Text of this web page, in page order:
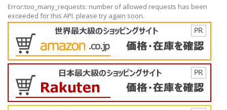
Error:too_many_requests: number of allowed requests has been
exceeded for this API. please try again soon.